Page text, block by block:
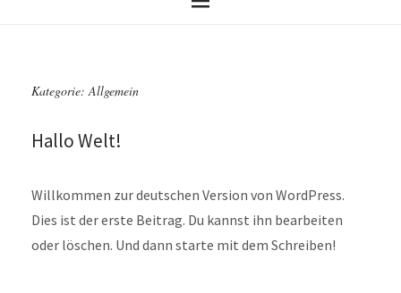
Kategorie:Allgemein
Hallo Welt!
Willkommen zur deutschen Version von WordPress.
Dies ist der erste Beitrag. Du kannst ihn bearbeiten
oder löschen. Und dann starte mit dem Schreiben!